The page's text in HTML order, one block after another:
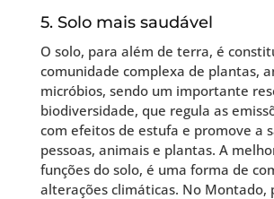
5. Solo mais saudável
O solo, para além de terra, é
comunidade complexa de plantas,
micróbios, sendo um importante
biodiversidade, que regula as
com efeitos de estufa e promove a
pessoas, animais e plantas. A
funções do solo, é uma forma de
alterações climáticas. No Montado,